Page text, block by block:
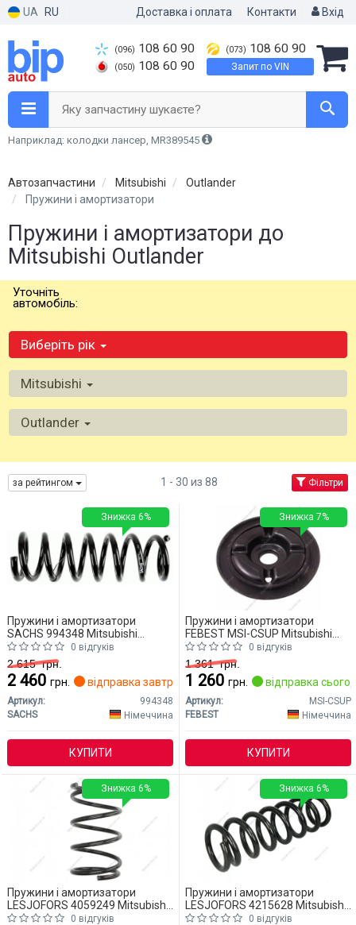
UA RU Доставка і оплата Контакти Вхід
(096) 108 60 90
(050) 108 60 90
(073) 108 60 90
Запит по VIN
Яку запчастину шукаєте?
Наприклад: колодки лансер, MR389545
Автозапчастини Mitsubishi
Outlander
Пружини і амортизатори
Пружини і амортизатори до
Mitsubishi Outlander
Уточніть
автомобіль:
Виберіть рік
Mitsubishi
Outlander
за рейтингом 1 - 30 из 88 Фільтри
Пружини і амортизатори
SACHS 994348 Mitsubishi
Outlander
0 відгуків
2 615грн.
2 460 грн. відправка завтра
Артикул:
994348
SACHS
Німеччина
КУПИТИ
Знижка 6%
Пружини і амортизатори
FEBEST MSI-CSUP Mitsubishi
Outlander
0 відгуків
1 361грн.
1 260 грн. відправка
Артикул:
MSI-CSUP
FEBEST
Німеччина
КУПИТИ
Знижка 7%
Пружини і амортизатори
LESJOFORS 4059249 Mitsubishi
Outlander
0 відгуків
Знижка 6%
Пружини і амортизатори
LESJOFORS 4215628 Mitsubishi
Outlander
0 відгуків
Знижка 6%